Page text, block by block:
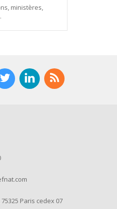
ministères,
Paris cedex 07